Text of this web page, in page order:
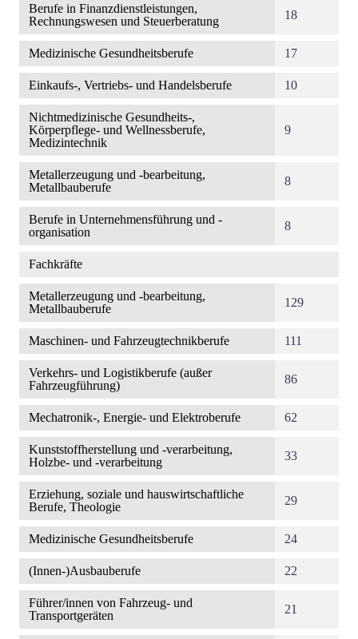
Berufe in Finanzdienstleistungen,
Rechnungswesen und Steuerberatung
18
Medizinische Gesundheitsberufe 17
Einkaufs-, Vertriebs- und Handelsberufe 10
Nichtmedizinische Gesundheits-,
Körperpflege- und Wellnessberufe,
Medizintechnik
9
Metallerzeugung und -bearbeitung,
Metallbauberufe
8
Berufe in Unternehmensführung und -
organisation
8
Fachkräfte
Metallerzeugung und -bearbeitung,
Metallbauberufe
129
Maschinen- und Fahrzeugtechnikberufe 111
Verkehrs- und Logistikberufe (außer
Fahrzeugführung)
86
Mechatronik-, Energie- und Elektroberufe 62
Kunststoffherstellung und -verarbeitung,
Holzbe- und -verarbeitung
33
Erziehung, soziale und hauswirtschaftliche
Berufe, Theologie
29
Medizinische Gesundheitsberufe 24
(Innen-)Ausbauberufe 22
Führer/innen von Fahrzeug- und
Transportgeräten
21